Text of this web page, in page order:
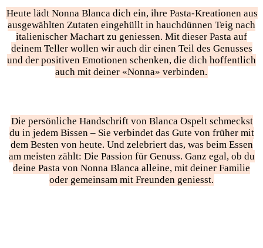
Heute lädt Nonna Blanca dich ein, ihre Pasta-Kreationen aus
ausgewählten Zutaten eingehüllt in hauchdünnen Teig nach
italienischer Machart zu geniessen. Mit dieser Pasta auf
deinem Teller wollen wir auch dir einen Teil des Genusses
und der positiven Emotionen schenken, die dich hoffentlich
auch mit deiner «Nonna» verbinden.
Die persönliche Handschrift von Blanca Ospelt schmeckst
du in jedem Bissen – Sie verbindet das Gute von früher mit
dem Besten von heute. Und zelebriert das, was beim Essen
am meisten zählt: Die Passion für Genuss. Ganz egal, ob du
deine Pasta von Nonna Blanca alleine, mit deiner Familie
oder gemeinsam mit Freunden geniesst.